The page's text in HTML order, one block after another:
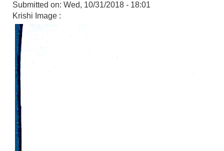
Submitted on: Wed, 10/31/2018 - 18:01
Krishi Image :